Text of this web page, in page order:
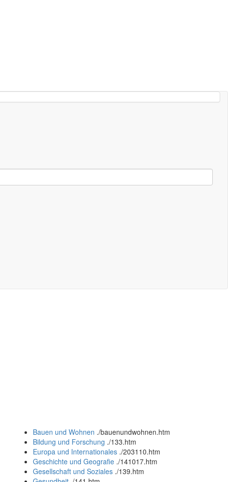
Bauen und Wohnen ./bauenundwohnen.htm
Bildung und Forschung ./133.htm
Europa und Internationales ./203110.htm
Geschichte und Geografie ./141017.htm
Gesellschaft und Soziales ./139.htm